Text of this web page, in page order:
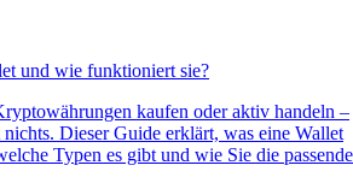
und wie funktioniert sie?
kaufen oder aktiv handeln –
Dieser Guide erklärt, was eine Wallet
Typen es gibt und wie Sie die passende